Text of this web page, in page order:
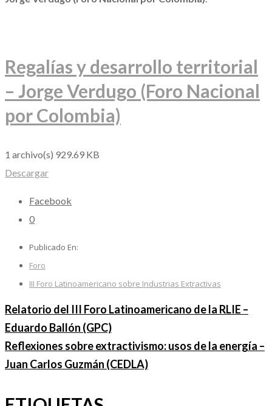
Regalías y desarrollo territorial
– Jorge Verdugo (Foro Nacional
por Colombia)
1 archivo(s) 929.69 KB
Descargar
Facebook
0
Publicado En:
Foro
III Foro Latinoamericano sobre Industrias Extractivas
Relatorio del III Foro Latinoamericano de la RLIE –
Eduardo Ballón (GPC)
Reflexiones sobre extractivismo: usos de la energía –
Juan Carlos Guzmán (CEDLA)